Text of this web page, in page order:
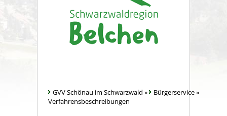
GVV Schönau im Schwarzwald » Bürgerservice»
Verfahrensbeschreibungen